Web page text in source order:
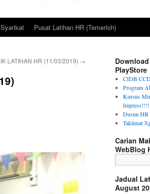
Pusat Latihan HR (Temerloh)
LATIHAN HR (11/03/2019) →
PlayStore
CIDB
Program
Kursus
Impress!!!!
Dusun HR
Taklimat
Carian
WebBlog
Jadual
August